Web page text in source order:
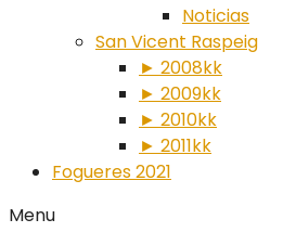
Noticias
San Vicent Raspeig
► 2008kk
► 2009kk
► 2010kk
► 2011kk
Fogueres 2021
Menu